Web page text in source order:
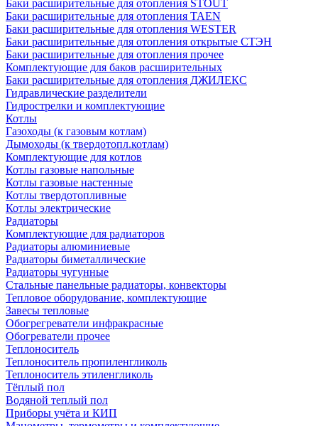
Баки расширительные для отопления STOUT
Баки расширительные для отопления TAEN
Баки расширительные для отопления WESTER
Баки расширительные для отопления открытые СТЭН
Баки расширительные для отопления прочее
Комплектующие для баков расширительных
Баки расширительные для отопления ДЖИЛЕКС
Гидравлические разделители
Гидрострелки и комплектующие
Котлы
Газоходы (к газовым котлам)
Дымоходы (к твердотопл.котлам)
Комплектующие для котлов
Котлы газовые напольные
Котлы газовые настенные
Котлы твердотопливные
Котлы электрические
Радиаторы
Комплектующие для радиаторов
Радиаторы алюминиевые
Радиаторы биметаллические
Радиаторы чугунные
Стальные панельные радиаторы, конвекторы
Тепловое оборудование, комплектующие
Завесы тепловые
Обогрегреватели инфракрасные
Обогреватели прочее
Теплоноситель
Теплоноситель пропиленгликоль
Теплоноситель этиленгликоль
Тёплый пол
Водяной теплый пол
Приборы учёта и КИП